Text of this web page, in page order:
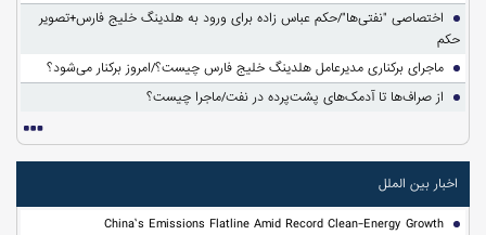
اختصاصی "نفتی‌ها"/حکم عباس زاده برای ورود به هلدینگ خلیج فارس+تصویر
حکم
ماجرای برکناری مدیرعامل هلدینگ خلیج فارس چیست؟/امروز برکنار می‌شود؟
از صراف‌ها تا آدمک‌های پشت‌پرده در نفت/ماجرا چیست؟
اخبار بین الملل
China’s Emissions Flatline Amid Record Clean-Energy Growth